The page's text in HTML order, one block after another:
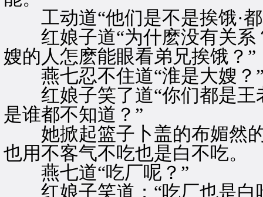
工动道“他们是不是挨饿·都
红娘子道“为什麽没有关系
嫂的人怎麽能眼看弟兄挨饿？”
燕七忍不住道“淮是大嫂？
红娘子笑了道“你们都是王
是谁都不知道？”
她掀起篮子卜盖的布媚然的
也用不客气不吃也是白不吃。
燕七道“吃厂呢？”
红娘子笑道；“吃厂也是白